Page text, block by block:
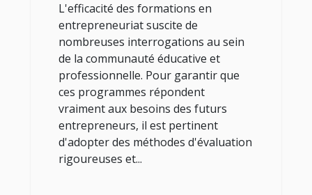
L'efficacité des formations en
entrepreneuriat suscite de
nombreuses interrogations au sein
de la communauté éducative et
professionnelle. Pour garantir que
ces programmes répondent
vraiment aux besoins des futurs
entrepreneurs, il est pertinent
d'adopter des méthodes d'évaluation
rigoureuses et...